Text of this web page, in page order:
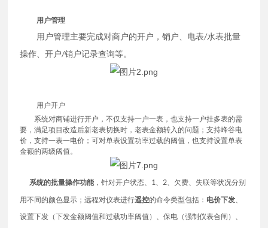
用户管理
用户管理主要完成对商户的开户，销户、电表/水表批量
操作、开户/销户记录查询等。
用户开户
系统对商铺进行开户，不仅支持一户一表，也支持一户挂多表的需
要，满足项目改造后新老表切换时，老表金额转入的问题；支持峰谷电
价，支持一表一电价；可对单表设置功率过载的阈值，也支持设置单表
金额的两级阈值。
系统的批量操作功能，针对开户状态、 1 2 、欠费、失联等状况分别
用不同的颜色显示；远程对仪表进行遥控的命令类型包括： 电价下发
设置下发（下发金额阈值和过载功率阈值）、保电（强制仪表合闸）、